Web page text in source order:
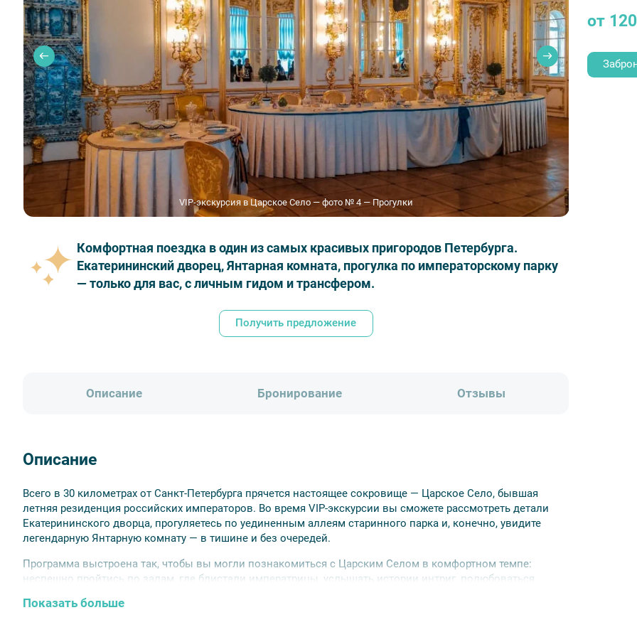
VIP-экскурсия в Царское Село — фото № 4 — Прогулки
от
Комфортная поездка в один из самых красивых пригородов Петербурга.
Екатерининский дворец, Янтарная комната, прогулка по императорскому парку
— только для вас, с личным гидом и трансфером.
Получить предложение
Описание Бронирование Отзывы
Описание
Всего в 30 километрах от Санкт-Петербурга прячется настоящее сокровище — Царское Село, бывшая
летняя резиденция российских императоров. Во время VIP-экскурсии вы сможете рассмотреть детали
Екатерининского дворца, прогуляетесь по уединенным аллеям старинного парка и, конечно, увидите
легендарную Янтарную комнату — в тишине и без очередей.
Программа выстроена так, чтобы вы могли познакомиться с Царским Селом в комфортном темпе:
неспешно пройтись по залам, где блистали императрицы, услышать истории интриг, полюбоваться
Екатерининскому парку на электрокарах, чтобы увидеть самые живописные его уголки — Китайскую
Показать больше